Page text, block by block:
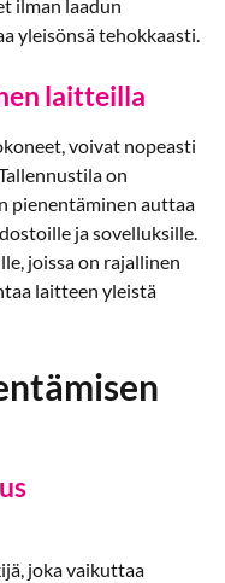
ilman laadun
yleisönsä tehokkaasti.
laitteilla
voivat nopeasti
on
pienentäminen auttaa
ja sovelluksille.
joissa on rajallinen
laitteen yleistä
joka vaikuttaa